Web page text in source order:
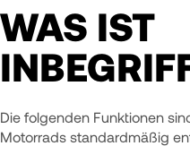
WAS IST
Die folgenden Funktionen
Motorrads standardmäßig